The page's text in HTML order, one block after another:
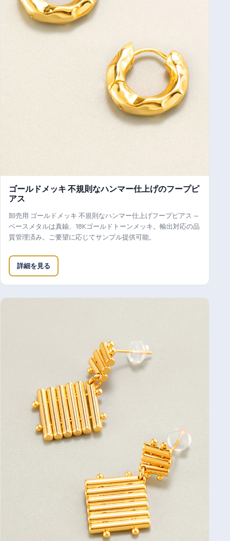
ゴールドメッキ 不規則なハンマー仕上げのフープピ
アス
卸売用 ゴールドメッキ 不規則なハンマー仕上げフープピアス —
ベースメタルは真鍮、18Kゴールドトーンメッキ。輸出対応の品
質管理済み。ご要望に応じてサンプル提供可能。
詳細を見る